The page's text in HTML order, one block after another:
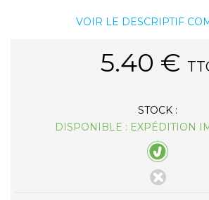
VOIR LE DESCRIPTIF
5.40 €
STOCK :
DISPONIBLE : EXPÉDITION